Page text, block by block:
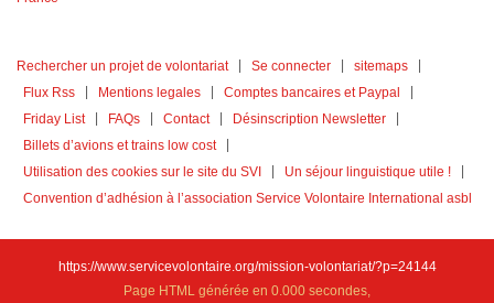
Rechercher un projet de volontariat Se connecter
sitemaps
Flux Rss
Mentions legales
Comptes bancaires et Paypal
Friday List
FAQs Contact
Désinscription Newsletter
Billets d’avions et trains low cost
Utilisation des cookies sur le site du SVI
Un séjour linguistique utile !
Convention d’adhésion à l’association Service Volontaire International asbl
https://www.servicevolontaire.org/mission-volontariat/?p=24144
Page HTML générée en 0.000 secondes,